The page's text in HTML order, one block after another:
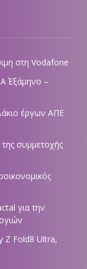
στη Vodafone
Εξάμηνο –
έργων ΑΠΕ
συμμετοχής
για την
Z Fold8 Ultra,